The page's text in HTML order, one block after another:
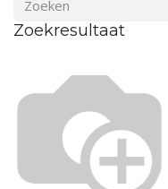
Zoekresultaat